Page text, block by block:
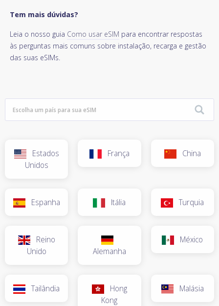
Tem mais dúvidas?
Leia o nosso guia Como usar eSIM para encontrar respostas
às perguntas mais comuns sobre instalação, recarga e gestão
das suas eSIMs.
Estados
Unidos
França China
Espanha Itália Turquia
Reino
Unido
Alemanha
México
Tailândia
Hong
Kong
Malásia